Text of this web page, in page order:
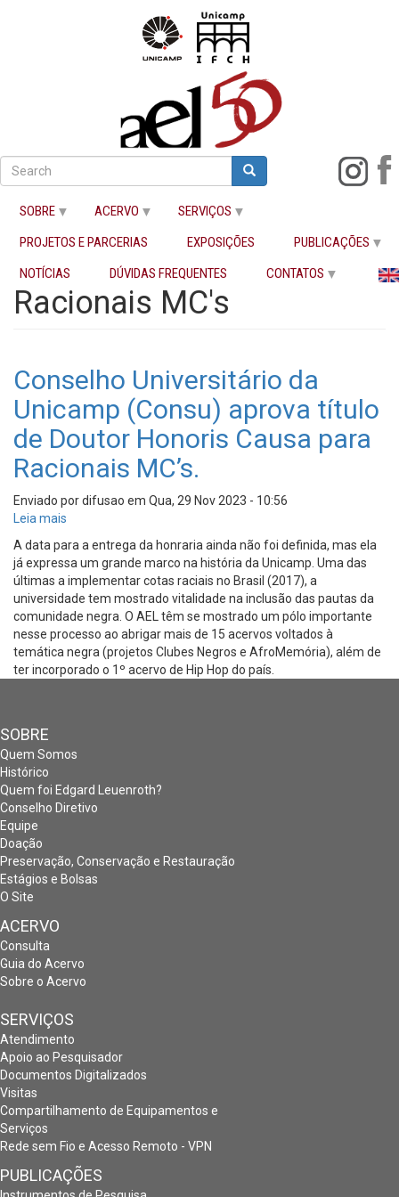
para
principal
Buscar
Search Search
SOBRE ACERVO
SERVIÇOS
PROJETOS E PARCERIAS
EXPOSIÇÕES
PUBLICAÇÕES
NOTÍCIAS
DÚVIDAS FREQUENTES CONTATOS
Racionais MC's
Conselho Universitário da
Unicamp (Consu) aprova título
de Doutor Honoris Causa para
Racionais MC’s.
Enviado pordifusao em Qua, 29 Nov 2023 - 10:56
Leia mais
Universitário
da
Unicamp
(Consu)
aprova
título
de
Doutor
Racionais
A data para a entrega da honraria ainda não foi definida, mas ela
já expressa um grande marco na história da Unicamp. Uma das
últimas a implementar cotas raciais no Brasil (2017), a
universidade tem mostrado vitalidade na inclusão das pautas da
comunidade negra. O AEL têm se mostrado um pólo importante
nesse processo ao abrigar mais de 15 acervos voltados à
temática negra (projetos Clubes Negros e AfroMemória), além de
ter incorporado o 1º acervo de Hip Hop do país.
SOBRE
Quem Somos
Histórico
Quem foi Edgard Leuenroth?
Conselho Diretivo
Equipe
Doação
Preservação, Conservação e Restauração
Estágios e Bolsas
O Site
ACERVO
Consulta
Guia do Acervo
Sobre o Acervo
SERVIÇOS
Atendimento
Apoio ao Pesquisador
Documentos Digitalizados
Visitas
Compartilhamento de Equipamentos e
Serviços
Rede sem Fio e Acesso Remoto - VPN
PUBLICAÇÕES